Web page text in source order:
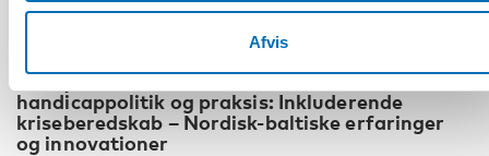
Afvis
Det fjerde nordisk-baltiske møde om
handicappolitik og praksis: Inkluderende
kriseberedskab – Nordisk-baltiske erfaringer
og innovationer